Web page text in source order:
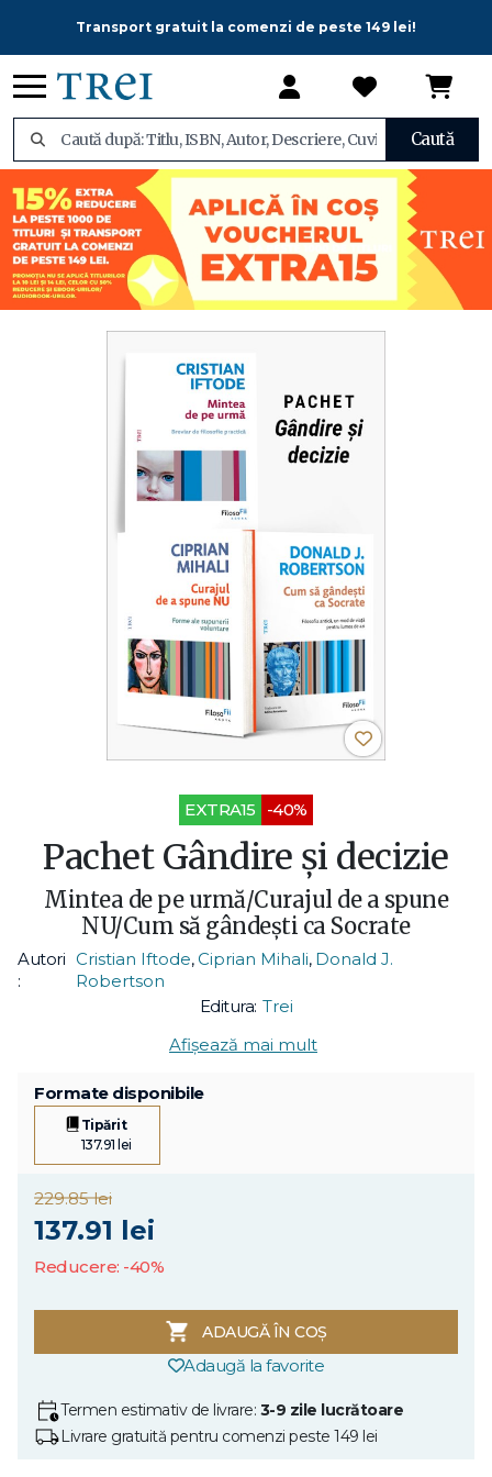
Transport gratuit la comenzi de peste 149 lei!
Caută
EXTRA15 -40%
Pachet Gândire și decizie
Mintea de pe urmă/Curajul de a spune
NU/Cum să gândești ca Socrate
Autori
:
Cristian Iftode,Ciprian Mihali, Donald J.
Robertson
Editura: Trei
Afișează mai mult
Formate disponibile
Tipărit
137.91 lei
229.85 lei
137.91 lei
Reducere: -40%
ADAUGĂ ÎN COȘ
Adaugă la favorite
Termen estimativ de livrare: 3-9 zile lucrătoare
Livrare gratuită pentru comenzi peste 149 lei